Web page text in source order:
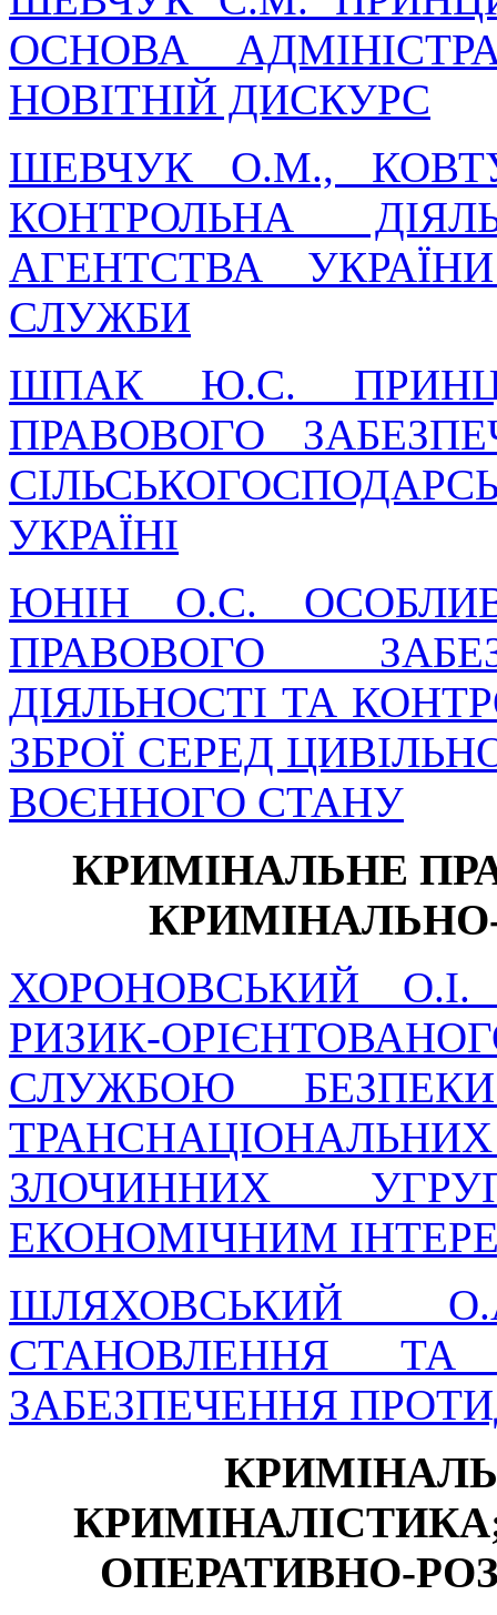
ОСНОВА
НОВІТНІЙ ДИСКУРС
ШЕВЧУК О.М.,
КОНТРОЛЬНА
АГЕНТСТВА
СЛУЖБИ
ШПАК Ю.С.
ПРАВОВОГО
УКРАЇНІ
ЮНІН О.С.
ПРАВОВОГО
ДІЯЛЬНОСТІ ТА
ЗБРОЇ СЕРЕД
ВОЄННОГО СТАНУ
КРИМІНАЛЬНЕ
ХОРОНОВСЬКИЙ
РИЗИК-
СЛУЖБОЮ
ЗЛОЧИННИХ
ЕКОНОМІЧНИМ
ШЛЯХОВСЬКИЙ
СТАНОВЛЕННЯ ТА
ЗАБЕЗПЕЧЕННЯ
ОПЕРАТИВНО-